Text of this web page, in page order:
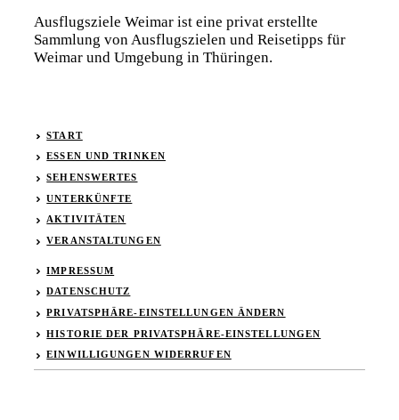
Ausflugsziele Weimar ist eine privat erstellte
Sammlung von Ausflugszielen und Reisetipps für
Weimar und Umgebung in Thüringen.
START
ESSEN UND TRINKEN
SEHENSWERTES
UNTERKÜNFTE
AKTIVITÄTEN
VERANSTALTUNGEN
IMPRESSUM
DATENSCHUTZ
PRIVATSPHÄRE-EINSTELLUNGEN ÄNDERN
HISTORIE DER PRIVATSPHÄRE-EINSTELLUNGEN
EINWILLIGUNGEN WIDERRUFEN